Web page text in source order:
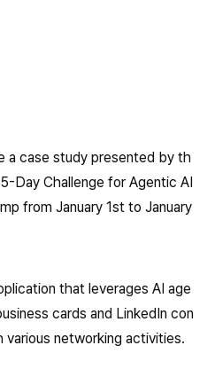
a case study presented by th
Day Challenge for Agentic AI
from January 1st to January
that leverages AI age
cards and LinkedIn con
networking activities.